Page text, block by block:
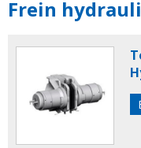
Frein